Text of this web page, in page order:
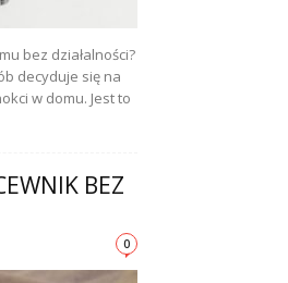
bez działalności?
decyduje się na
w domu. Jest to
BEZ
0